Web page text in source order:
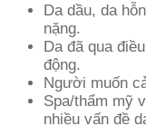
Da dầu, da
nặng.
Da đã qua
động.
Người muốn
Spa/thẩm mỹ
nhiều vấn đề